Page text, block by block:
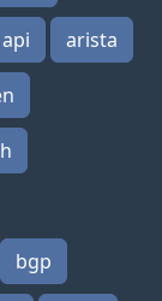
api arista
bgp